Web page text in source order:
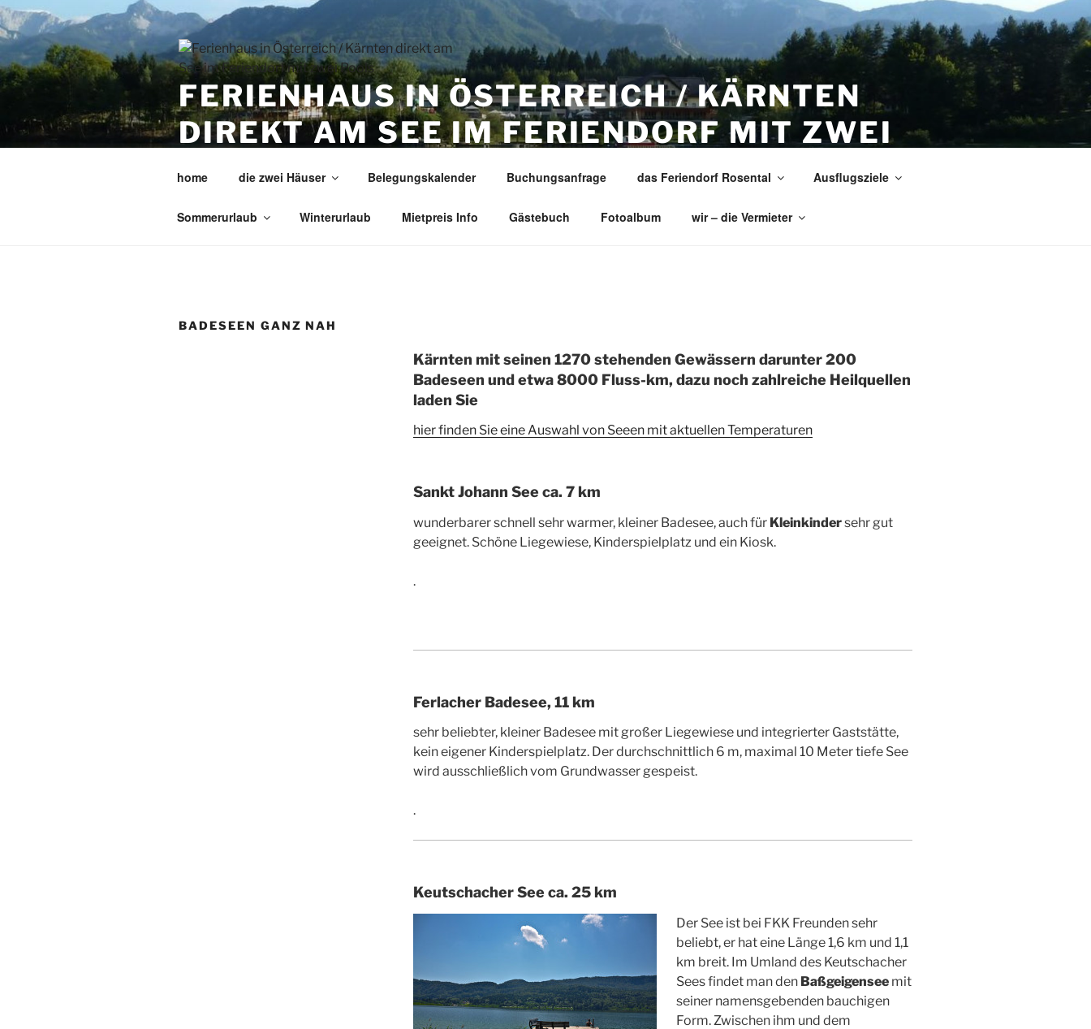
Zum
Inhalt
springen
FERIENHAUS IN ÖSTERREICH / KÄRNTEN
DIREKT AM SEE IM FERIENDORF MIT ZWEI
POOLS
home die zwei Häuser Belegungskalender Buchungsanfrage das Feriendorf Rosental Ausflugsziele
Sommerurlaub Winterurlaub Mietpreis Info Gästebuch Fotoalbum wir – die Vermieter
BADESEEN GANZ NAH
Kärnten mit seinen 1270 stehenden Gewässern darunter 200
Badeseen und etwa 8000 Fluss-km, dazu noch zahlreiche Heilquellen
laden Sie
hier finden Sie eine Auswahl von Seeen mit aktuellen Temperaturen
Sankt Johann See ca. 7 km
wunderbarer schnell sehr warmer, kleiner Badesee, auch für Kleinkindersehr gut
geeignet. Schöne Liegewiese, Kinderspielplatz und ein Kiosk.
.
Ferlacher Badesee, 11 km
sehr beliebter, kleiner Badesee mit großer Liegewiese und integrierter Gaststätte,
kein eigener Kinderspielplatz. Der durchschnittlich 6 m, maximal 10 Meter tiefe See
wird ausschließlich vom Grundwasser gespeist.
.
Keutschacher See ca. 25 km
Der See ist bei FKK Freunden sehr
beliebt, er hat eine Länge 1,6 km und 1,1
km breit. Im Umland des Keutschacher
Sees findet man den Baßgeigensee mit
seiner namensgebenden bauchigen
Form. Zwischen ihm und dem